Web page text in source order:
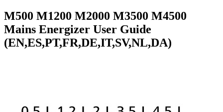
M500 M1200 M2000 M3500 M4500
Mains Energizer User Guide
(EN,ES,PT,FR,DE,IT,SV,NL,DA)